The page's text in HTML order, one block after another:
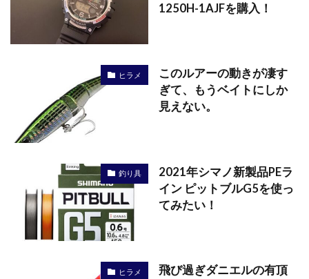
1250H-1AJFを購入！
ヒラメ
このルアーの動きが凄す
ぎて、もうベイトにしか
見えない。
釣り具
2021年シマノ新製品PEラ
イン ピットブルG5を使っ
てみたい！
ヒラメ
飛び過ぎダニエルの有頂